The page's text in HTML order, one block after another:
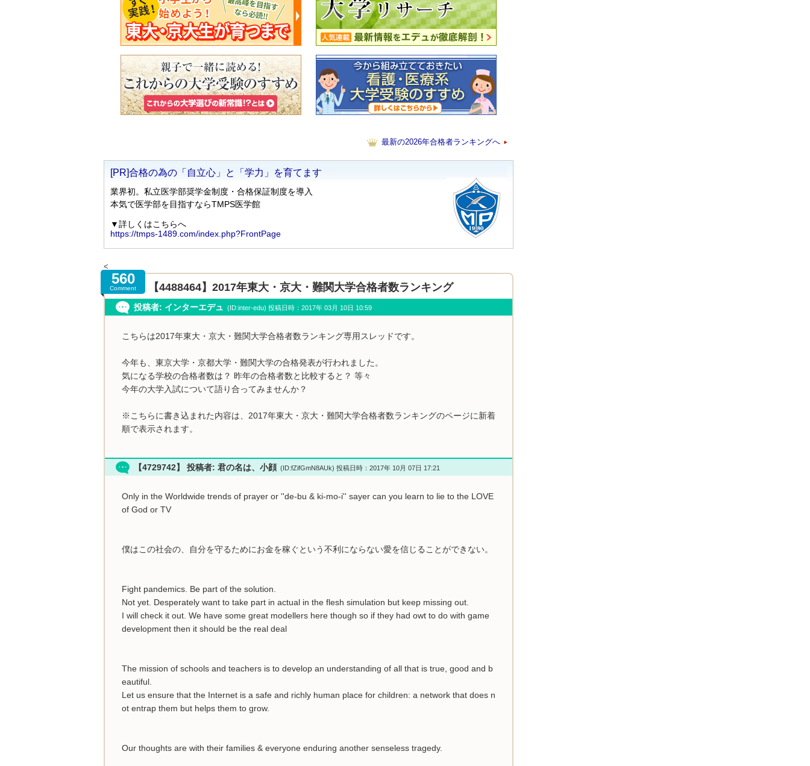
最新の2026年合格者ランキングへ
<
560
Comment 【4488464】2017年東大・京大・難関大学合格者数ランキング
投稿者: インターエデュ (ID:inter-edu) 投稿日時：2017年 03月 10日 10:59
こちらは2017年東大・京大・難関大学合格者数ランキング専用スレッドです。
今年も、東京大学・京都大学・難関大学の合格発表が行われました。
気になる学校の合格者数は？ 昨年の合格者数と比較すると？ 等々
今年の大学入試について語り合ってみませんか？
※こちらに書き込まれた内容は、2017年東大・京大・難関大学合格者数ランキングのページに新着
順で表示されます。
【4729742】 投稿者: 君の名は、小顔 (ID:fZifGmN8AUk) 投稿日時：2017年 10月 07日 17:21
Only in the Worldwide trends of prayer or ''de-bu & ki-mo-i'' sayer can you learn to lie to the LOVE
of God or TV
僕はこの社会の、自分を守るためにお金を稼ぐという不利にならない愛を信じることができない。
Fight pandemics. Be part of the solution.
Not yet. Desperately want to take part in actual in the flesh simulation but keep missing out.
I will check it out. We have some great modellers here though so if they had owt to do with game
development then it should be the real deal
The mission of schools and teachers is to develop an understanding of all that is true, good and b
eautiful.
Let us ensure that the Internet is a safe and richly human place for children: a network that does n
ot entrap them but helps them to grow.
Our thoughts are with their families & everyone enduring another senseless tragedy.